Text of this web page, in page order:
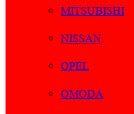
MITSUBISHI
NISSAN
OPEL
OMODA